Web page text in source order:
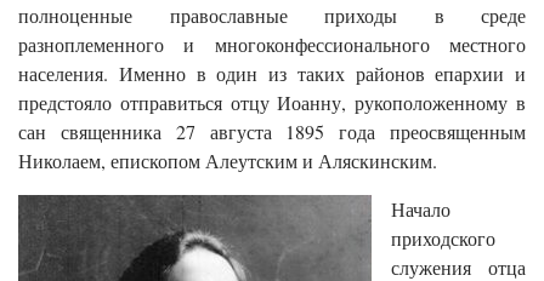
полноценные православные приходы в среде
разноплеменного и многоконфессионального местного
населения. Именно в один из таких районов епархии и
предстояло отправиться отцу Иоанну, рукоположенному в
сан священника 27 августа 1895 года преосвященным
Николаем, епископом Алеутским и Аляскинским.
Начало
приходского
служения отца